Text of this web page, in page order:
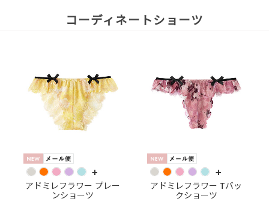
コーディネートショーツ
+
アドミレフラワー プレー
ンショーツ
+
アドミレフラワー Tバッ
クショーツ